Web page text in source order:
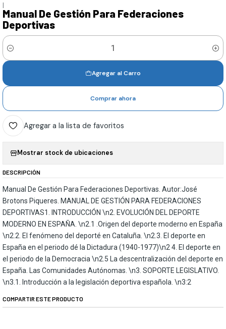
|
Manual De Gestión Para Federaciones
Deportivas
Cantidad
Agregar al Carro
Comprar ahora
Agregar a la lista de favoritos
Mostrar stock de ubicaciones
DESCRIPCIÓN
Manual De Gestión Para Federaciones Deportivas. Autor:José
Brotons Piqueres. MANUAL DE GESTIÓN PARA FEDERACIONES
DEPORTIVAS1. INTRODUCCIÓN \n2. EVOLUCIÓN DEL DEPORTE
MODERNO EN ESPAÑA. \n2.1 .Origen del deporte moderno en España
\n2.2. El fenómeno del deporté en Cataluña. \n2.3. El deporte en
España en el periodo dé la Dictadura (1940-1977)\n2 4. El deporte en
el periodo de la Democracia \n2.5 La descentralización del deporte en
España. Las Comunidades Autónomas. \n3. SOPORTE LEGISLATIVO.
\n3.1. Introducción a la legislación deportiva española. \n3:2
COMPARTIR ESTE PRODUCTO